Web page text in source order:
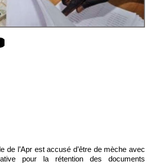
pour la rétention des documents